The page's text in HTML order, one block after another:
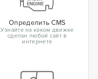
Определить CMS
Узнайте на каком движке
сделан любой сайт в
интернете